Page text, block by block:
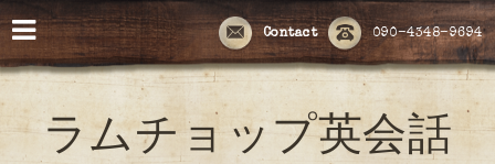
090-4348-9694
Contact
ラムチョップ英会話